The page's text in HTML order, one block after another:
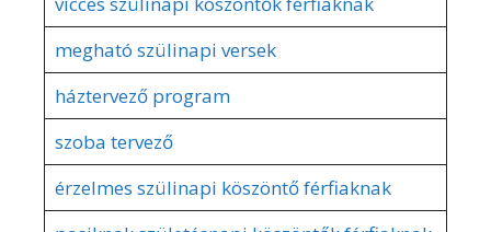
megható szülinapi versek
háztervező program
szoba tervező
érzelmes szülinapi köszöntő férfiaknak